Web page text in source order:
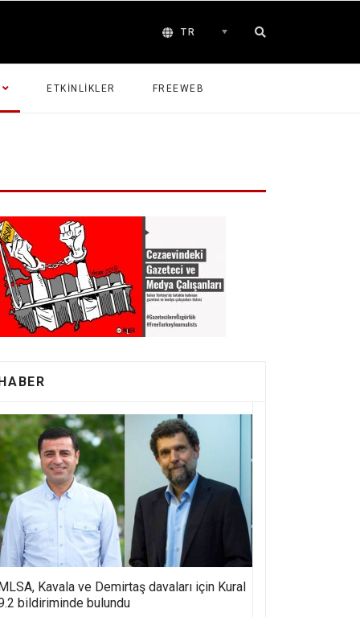
TR
ETKINLIKLER FREEWEB
MLSA, Kavala ve Demirtaş davaları için Kural
bildiriminde bulundu